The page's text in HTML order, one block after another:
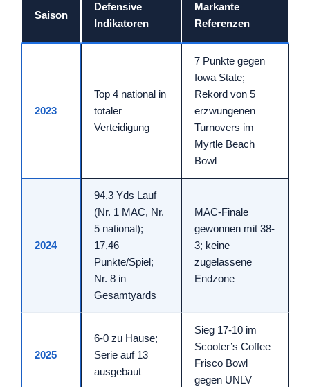
Saison
Defensive
Indikatoren
Markante
Referenzen
2023
Top 4 national in
totaler
Verteidigung
7 Punkte gegen
Iowa State;
Rekord von 5
erzwungenen
Turnovers im
Myrtle Beach
Bowl
2024
94,3 Yds Lauf
(Nr. 1 MAC, Nr.
5 national);
17,46
Punkte/Spiel;
Nr. 8 in
Gesamtyards
MAC-Finale
gewonnen mit 38-
3; keine
zugelassene
Endzone
2025
6-0 zu Hause;
Serie auf 13
ausgebaut
Sieg 17-10 im
Scooter’s Coffee
Frisco Bowl
gegen UNLV